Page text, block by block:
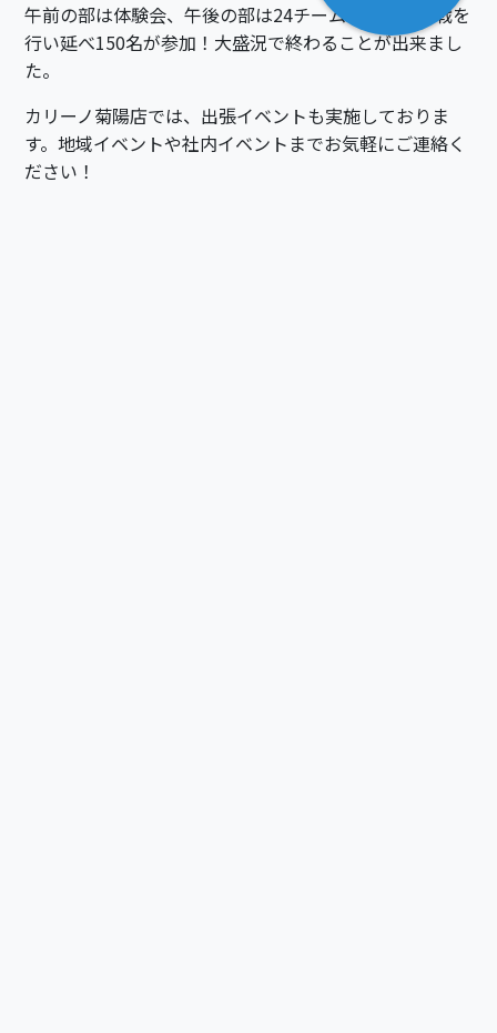
午前の部は体験会、午後の部は24チームでのリーグ戦を
行い延べ150名が参加！大盛況で終わることが出来まし
た。
カリーノ菊陽店では、出張イベントも実施しておりま
す。地域イベントや社内イベントまでお気軽にご連絡く
ださい！